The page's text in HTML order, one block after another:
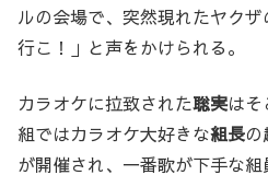
ルの会場で、突然現れたヤクザ
行こ！」と声をかけられる。
カラオケに拉致された聡実はそ
組ではカラオケ大好きな組長
が開催され、一番歌が下手な